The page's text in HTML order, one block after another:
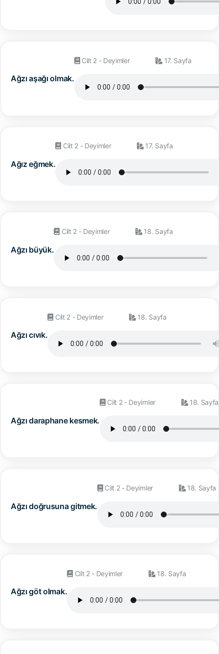
Ağzı aşağı olmak.
Cilt 2 - Deyimler 17. Sayfa
Ağız eğmek.
Cilt 2 - Deyimler 17. Sayfa
Ağzı büyük.
Cilt 2 - Deyimler 18. Sayfa
Ağzı cıvık.
Cilt 2 - Deyimler 18. Sayfa
Ağzı daraphane kesmek.
Cilt 2 - Deyimler 18. Sayfa
Ağzı doğrusuna gitmek.
Cilt 2 - Deyimler 18. Sayfa
Ağzı göt olmak.
Cilt 2 - Deyimler 18. Sayfa